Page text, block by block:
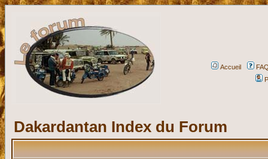
Accueil
Dakardantan Index du Forum